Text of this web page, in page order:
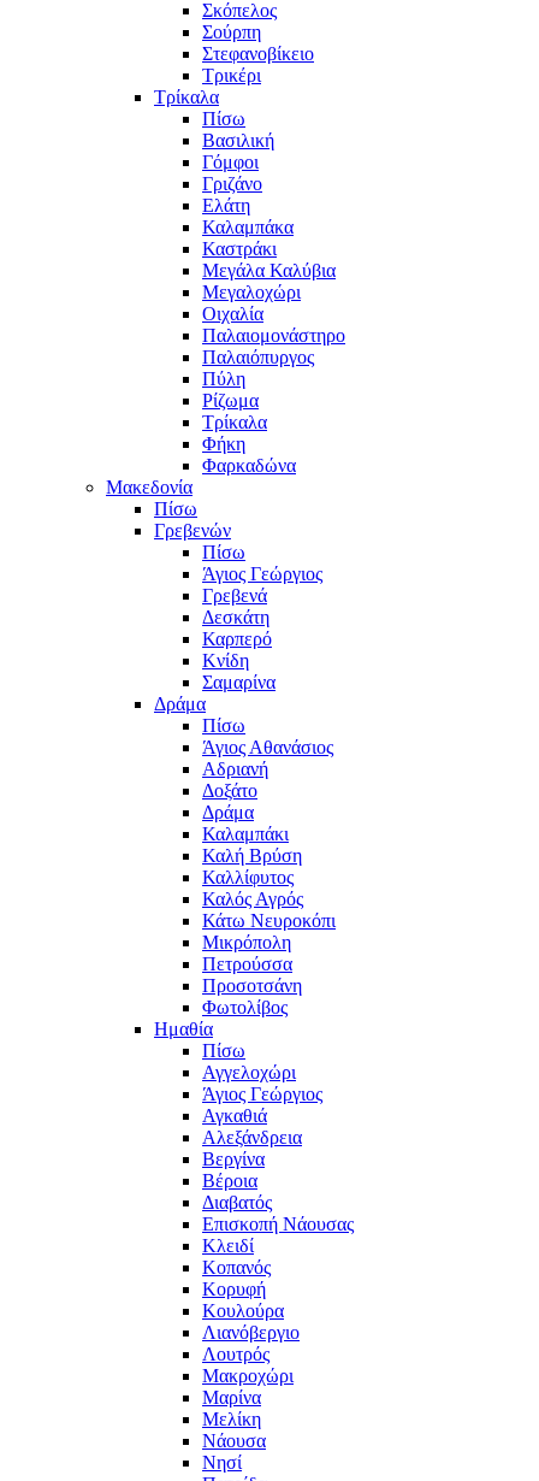
Σκόπελος
Σούρπη
Στεφανοβίκειο
Τρικέρι
Τρίκαλα
Πίσω
Βασιλική
Γόμφοι
Γριζάνο
Ελάτη
Καλαμπάκα
Καστράκι
Μεγάλα Καλύβια
Μεγαλοχώρι
Οιχαλία
Παλαιομονάστηρο
Παλαιόπυργος
Πύλη
Ρίζωμα
Τρίκαλα
Φήκη
Φαρκαδώνα
Μακεδονία
Πίσω
Γρεβενών
Πίσω
Άγιος Γεώργιος
Γρεβενά
Δεσκάτη
Καρπερό
Κνίδη
Σαμαρίνα
Δράμα
Πίσω
Άγιος Αθανάσιος
Αδριανή
Δοξάτο
Δράμα
Καλαμπάκι
Καλή Βρύση
Καλλίφυτος
Καλός Αγρός
Κάτω Νευροκόπι
Μικρόπολη
Πετρούσσα
Προσοτσάνη
Φωτολίβος
Ημαθία
Πίσω
Αγγελοχώρι
Άγιος Γεώργιος
Αγκαθιά
Αλεξάνδρεια
Βεργίνα
Βέροια
Διαβατός
Επισκοπή Νάουσας
Κλειδί
Κοπανός
Κορυφή
Κουλούρα
Λιανόβεργιο
Λουτρός
Μακροχώρι
Μαρίνα
Μελίκη
Νάουσα
Νησί